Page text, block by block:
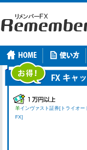
羊インヴァスト証券[トライオー
FX]